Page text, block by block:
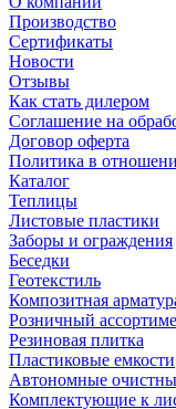
Производство
Сертификаты
Новости
Отзывы
Как стать дилером
Соглашение на
Договор оферта
Политика в
Каталог
Теплицы
Листовые пластики
Заборы и ограждения
Беседки
Геотекстиль
Композитная
Розничный
Резиновая плитка
Пластиковые емкости
Автономные
Комплектующие к